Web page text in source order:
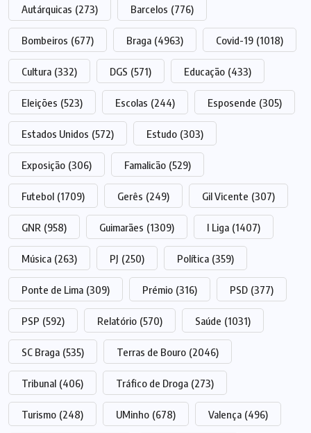
Autárquicas (273) Barcelos (776)
Bombeiros (677) Braga (4963) Covid-19 (1018)
Cultura (332) DGS (571) Educação (433)
Eleições (523) Escolas (244) Esposende (305)
Estados Unidos (572) Estudo (303)
Exposição (306) Famalicão (529)
Futebol (1709) Gerês (249) Gil Vicente (307)
GNR (958) Guimarães (1309) I Liga (1407)
Música (263) PJ (250) Política (359)
Ponte de Lima (309) Prémio (316) PSD (377)
PSP (592) Relatório (570) Saúde (1031)
SC Braga (535) Terras de Bouro (2046)
Tribunal (406) Tráfico de Droga (273)
Turismo (248) UMinho (678) Valença (496)